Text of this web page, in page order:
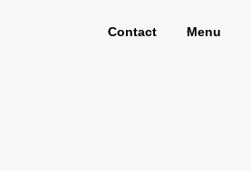
Contact Menu